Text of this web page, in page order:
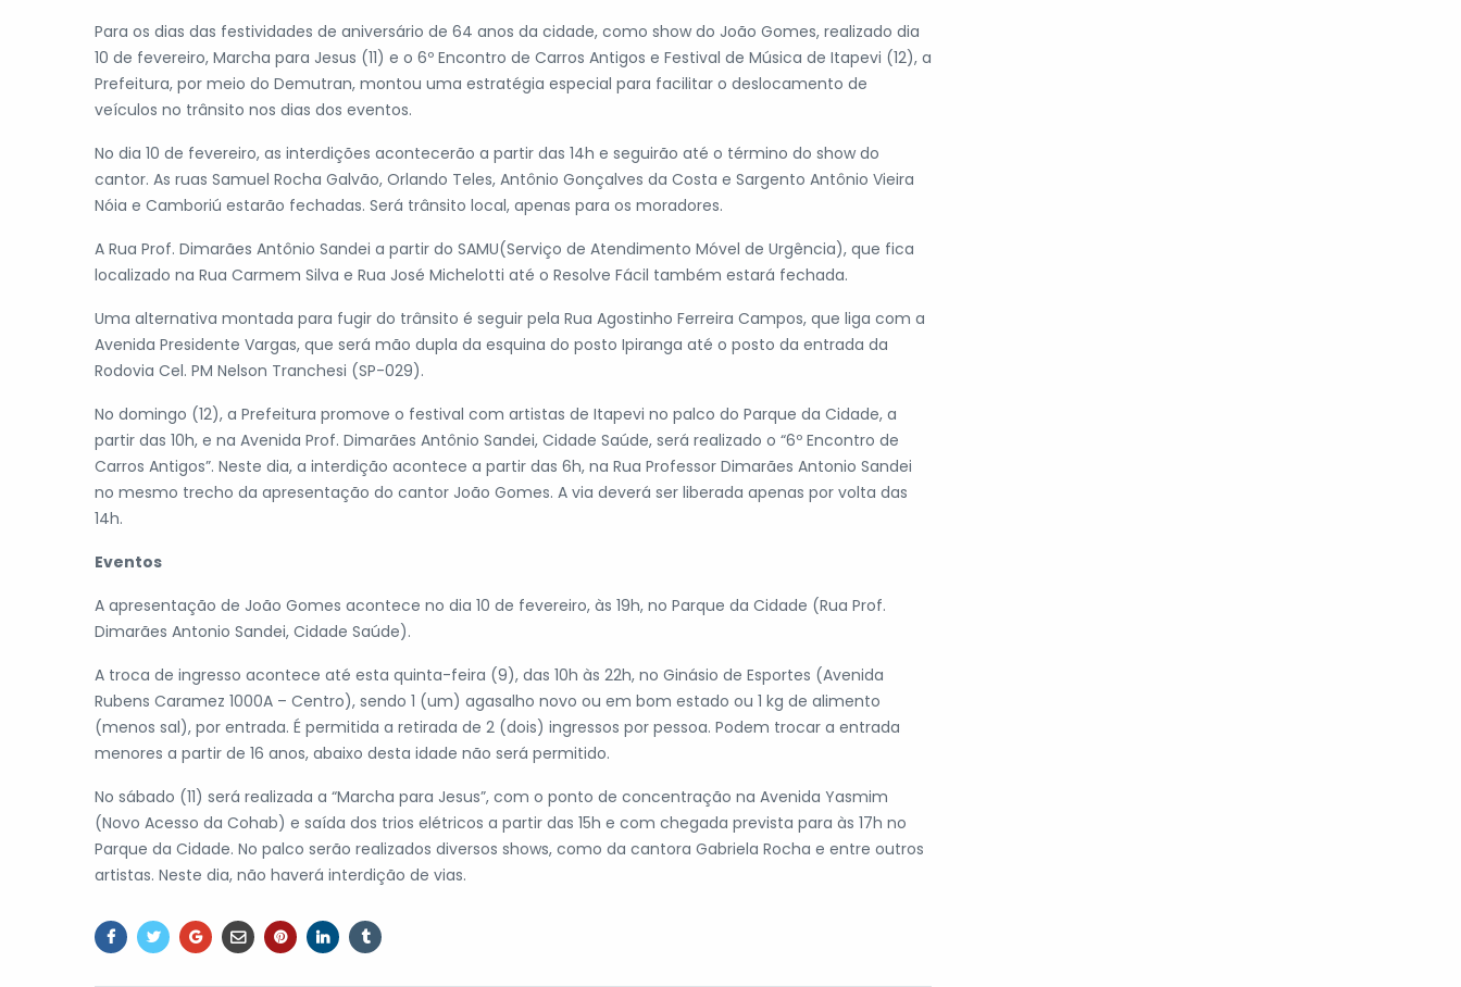
Para os dias das festividades de aniversário de 64 anos da cidade, como show do João Gomes, realizado dia
10 de fevereiro, Marcha para Jesus (11) e o 6º Encontro de Carros Antigos e Festival de Música de Itapevi (12), a
Prefeitura, por meio do Demutran, montou uma estratégia especial para facilitar o deslocamento de
veículos no trânsito nos dias dos eventos.
No dia 10 de fevereiro, as interdições acontecerão a partir das 14h e seguirão até o término do show do
cantor. As ruas Samuel Rocha Galvão, Orlando Teles, Antônio Gonçalves da Costa e Sargento Antônio Vieira
Nóia e Camboriú estarão fechadas. Será trânsito local, apenas para os moradores.
A Rua Prof. Dimarães Antônio Sandei a partir do SAMU(Serviço de Atendimento Móvel de Urgência), que fica
localizado na Rua Carmem Silva e Rua José Michelotti até o Resolve Fácil também estará fechada.
Uma alternativa montada para fugir do trânsito é seguir pela Rua Agostinho Ferreira Campos, que liga com a
Avenida Presidente Vargas, que será mão dupla da esquina do posto Ipiranga até o posto da entrada da
Rodovia Cel. PM Nelson Tranchesi (SP-029).
No domingo (12), a Prefeitura promove o festival com artistas de Itapevi no palco do Parque da Cidade, a
partir das 10h, e na Avenida Prof. Dimarães Antônio Sandei, Cidade Saúde, será realizado o “6º Encontro de
Carros Antigos”. Neste dia, a interdição acontece a partir das 6h, na Rua Professor Dimarães Antonio Sandei
no mesmo trecho da apresentação do cantor João Gomes. A via deverá ser liberada apenas por volta das
14h.
Eventos
A apresentação de João Gomes acontece no dia 10 de fevereiro, às 19h, no Parque da Cidade (Rua Prof.
Dimarães Antonio Sandei, Cidade Saúde).
A troca de ingresso acontece até esta quinta-feira (9), das 10h às 22h, no Ginásio de Esportes (Avenida
Rubens Caramez 1000A – Centro), sendo 1 (um) agasalho novo ou em bom estado ou 1 kg de alimento
(menos sal), por entrada. É permitida a retirada de 2 (dois) ingressos por pessoa. Podem trocar a entrada
menores a partir de 16 anos, abaixo desta idade não será permitido.
No sábado (11) será realizada a “Marcha para Jesus”, com o ponto de concentração na Avenida Yasmim
(Novo Acesso da Cohab) e saída dos trios elétricos a partir das 15h e com chegada prevista para às 17h no
Parque da Cidade. No palco serão realizados diversos shows, como da cantora Gabriela Rocha e entre outros
artistas. Neste dia, não haverá interdição de vias.